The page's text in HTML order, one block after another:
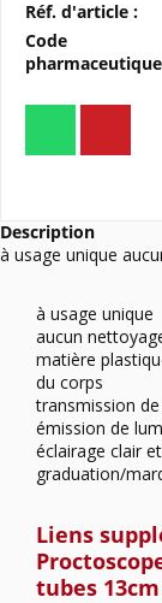
Réf. d'article :
Code
Description
à usage unique
à usage unique
aucun
matière
du corps
transmission
émission de
éclairage clair
graduation/
Liens
tubes